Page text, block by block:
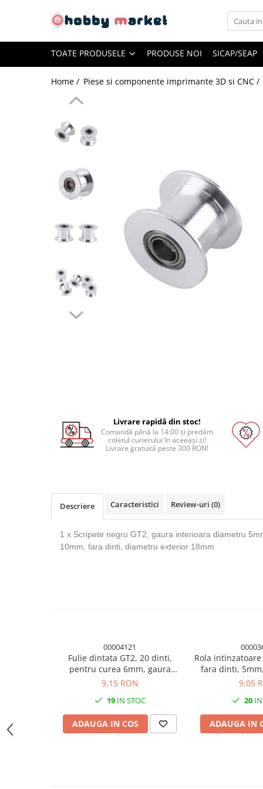
Piese electrice si electronice
Pat printare
Cap printare
Module balansare
Arduino si ESP32
Placi dezvoltare
Module atasabile Arduino
Module Wireless
Ecrane LCD, TFT, OLED
Motoare si variatoare
Surse de alimentare
TOATE PRODUSELE PRODUSE NOI SICAP/SEAP
Home / Piese si componente imprimante 3D si CNC /
Livrare rapidă din stoc!
Comandă până la 14:00 și predăm
coletul curierului în aceeași zi!
Livrare gratuită peste 300 RON!
Descriere Caracteristici Review-uri (0)
1 x Scripete negru GT2, gaura interioara diametru
10mm, fara dinti, diametru exterior 18mm
00004121
Fulie dintata GT2, 20 dinti,
pentru curea 6mm, gaura
interioara 5mm
9,15 RON
19IN STOC
ADAUGA IN COS
Rola
fara dinti,
9,05
20IN
ADAUGA IN